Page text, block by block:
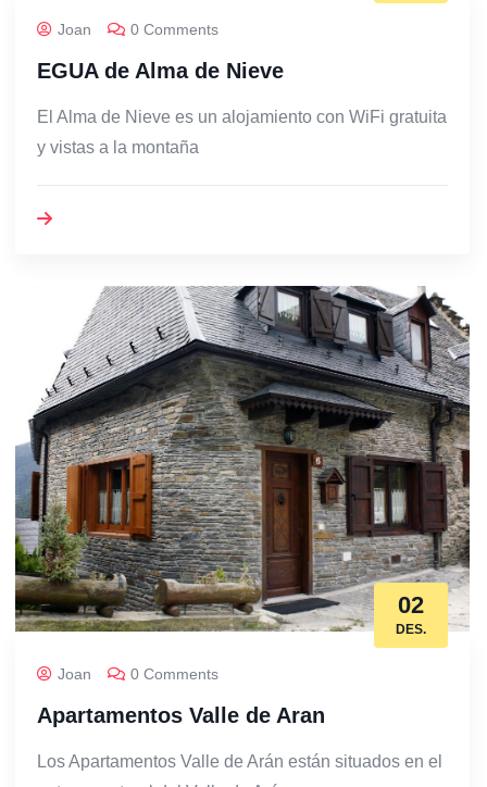
Joan 0 Comments
EGUA de Alma de Nieve
El Alma de Nieve es un alojamiento con WiFi gratuita
y vistas a la montaña
02
DES.
Joan 0 Comments
Apartamentos Valle de Aran
Los Apartamentos Valle de Arán están situados en el